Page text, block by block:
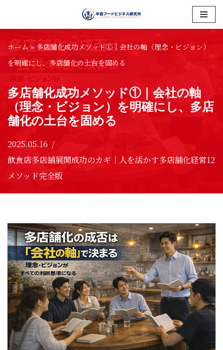
コ
ン
テ
ツ
へ
ス
キ
ッ
プ
ホーム »多店舗化成功メソッド①｜会社の軸（理念・ビジョン）
を明確にし、多店舗化の土台を固める
多店舗化成功メソッド①｜会社の軸
（理念・ビジョン）を明確にし、多店
舗化の土台を固める
2025.05.16
飲食店多店舗展開成功のカギ｜人を活かす多店舗化経営12
メソッド完全版